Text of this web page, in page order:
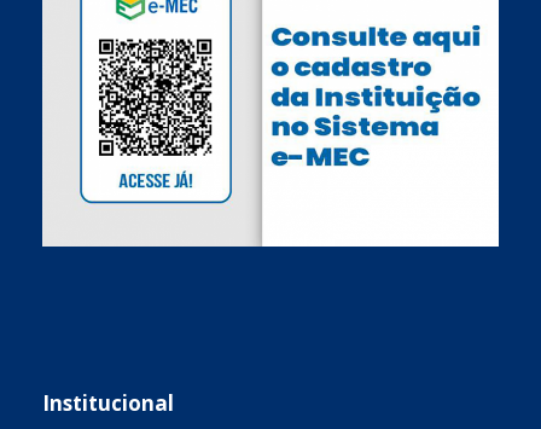
Institucional